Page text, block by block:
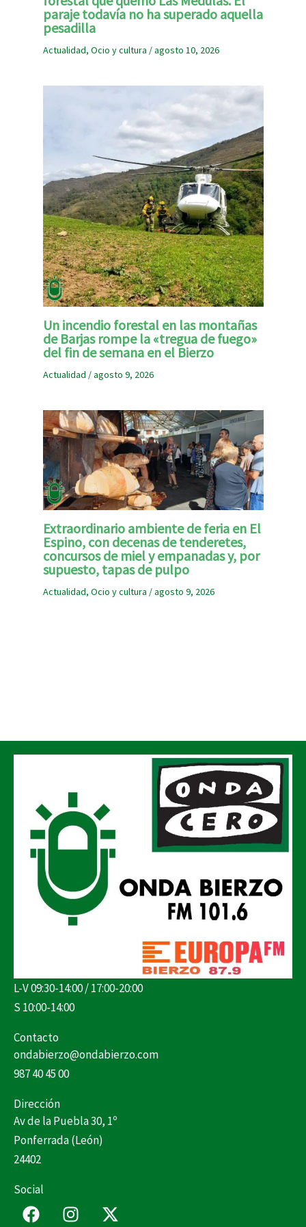
paraje todavía no ha superado aquella
pesadilla
Actualidad, Ocio y cultura /agosto 10, 2026
Un incendio forestal en las montañas
de Barjas rompe la «tregua de fuego»
del fin de semana en el Bierzo
Actualidad /agosto 9, 2026
Extraordinario ambiente de feria en El
Espino, con decenas de tenderetes,
concursos de miel y empanadas y, por
supuesto, tapas de pulpo
Actualidad, Ocio y cultura /agosto 9, 2026
L-V 09:30-14:00 / 17:00-20:00
S 10:00-14:00
Contacto
ondabierzo@ondabierzo.com
987 40 45 00
Dirección
Av de la Puebla 30, 1º
Ponferrada (León)
24402
Social
F
a
I
n
X
-